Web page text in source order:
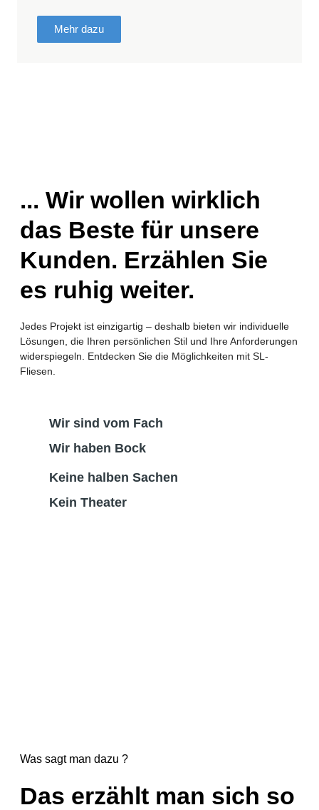
Mehr dazu
... Wir wollen wirklich
das Beste für unsere
Kunden. Erzählen Sie
es ruhig weiter.
Jedes Projekt ist einzigartig – deshalb bieten wir individuelle
Lösungen, die Ihren persönlichen Stil und Ihre Anforderungen
widerspiegeln. Entdecken Sie die Möglichkeiten mit SL-
Fliesen.
Wir sind vom Fach
Wir haben Bock
Keine halben Sachen
Kein Theater
Was sagt man dazu ?
Das erzählt man sich so